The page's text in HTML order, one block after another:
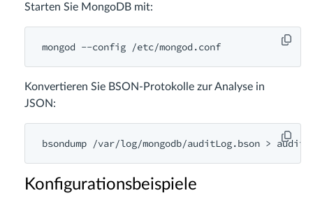
Starten Sie MongoDB mit:
Konvertieren Sie BSON-Protokolle zur Analyse in
JSON:
Konfigurationsbeispiele